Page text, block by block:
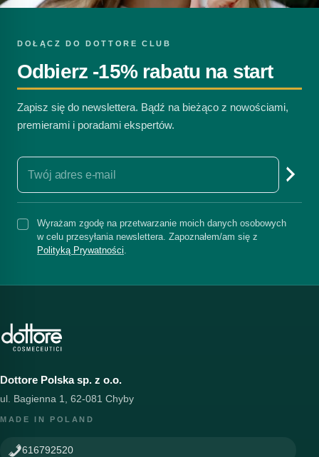
DOŁĄCZ DO DOTTORE CLUB
Odbierz -15% rabatu na start
Zapisz się do newslettera. Bądź na bieżąco z nowościami,
premierami i poradami ekspertów.
Wyrażam zgodę na przetwarzanie moich danych osobowych
w celu przesyłania newslettera. Zapoznałem/am się z
Polityką Prywatności
Dottore Polska sp. z o.o.
ul. Bagienna 1, 62-081 Chyby
MADE IN POLAND
616792520